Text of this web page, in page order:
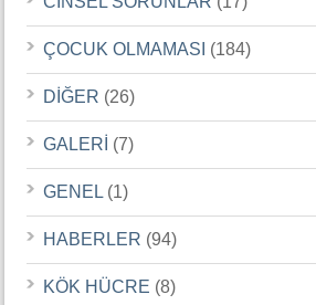
ÇOCUK OLMAMASI (184)
DİĞER (26)
GALERİ (7)
GENEL (1)
HABERLER (94)
KÖK HÜCRE (8)